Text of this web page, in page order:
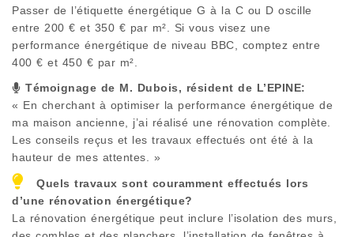
Passer de l’étiquette énergétique G à la C ou D oscille
entre 200 € et 350 € par m². Si vous visez une
performance énergétique de niveau BBC, comptez entre
400 € et 450 € par m².
Témoignage de M. Dubois, résident de L’EPINE:
« En cherchant à optimiser la performance énergétique de
ma maison ancienne, j’ai réalisé une rénovation complète.
Les conseils reçus et les travaux effectués ont été à la
hauteur de mes attentes. »
Quels travaux sont couramment effectués lors
d’une rénovation énergétique?
La rénovation énergétique peut inclure l’isolation des murs,